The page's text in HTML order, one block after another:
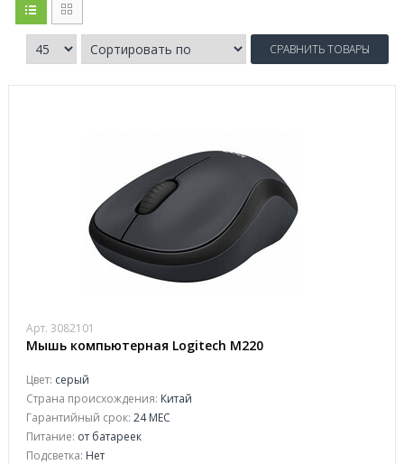
СРАВНИТЬ ТОВАРЫ
Арт. 3082101
Мышь компьютерная Logitech M220
Цвет: серый
Страна происхождения: Китай
Гарантийный срок: 24 МЕС
Питание: от батареек
Подсветка: Нет